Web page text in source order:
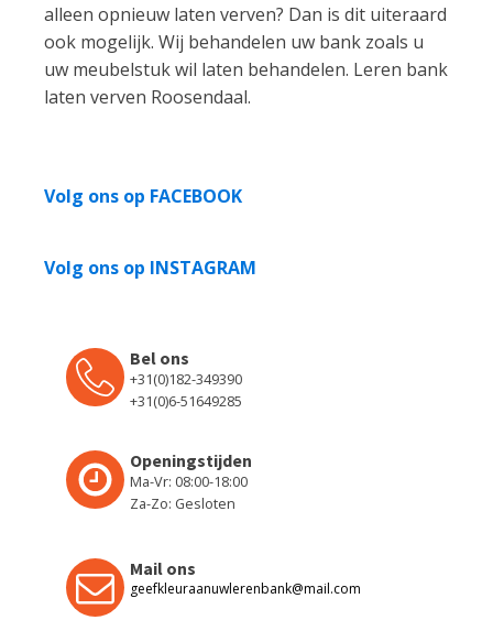
alleen opnieuw laten verven? Dan is dit uiteraard
ook mogelijk. Wij behandelen uw bank zoals u
uw meubelstuk wil laten behandelen. Leren bank
laten verven Roosendaal.
Volg ons op FACEBOOK
Volg ons op INSTAGRAM
Bel ons
+31(0)182-349390
+31(0)6-51649285
Openingstijden
Ma-Vr: 08:00-18:00
Za-Zo: Gesloten
Mail ons
geefkleuraanuwlerenbank@mail.com